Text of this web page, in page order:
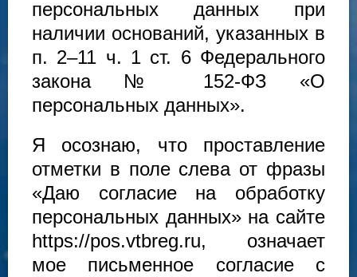
персональных данных при
наличии оснований, указанных в
п. 2–11 ч. 1 ст. 6 Федерального
закона № 152-ФЗ «О
персональных данных».
Я осознаю, что проставление
отметки в поле слева от фразы
«Даю согласие на обработку
персональных данных» на сайте
https://pos.vtbreg.ru, означает
мое письменное согласие с